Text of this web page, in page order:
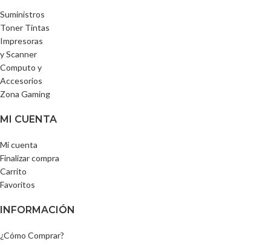
Suministros
Toner Tintas
Impresoras
y Scanner
Computo y
Accesorios
Zona Gaming
MI CUENTA
Mi cuenta
Finalizar compra
Carrito
Favoritos
INFORMACIÓN
¿Cómo Comprar?